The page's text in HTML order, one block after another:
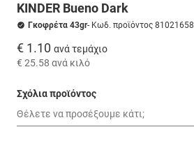
KINDER Bueno Dark
Γκοφρέτα 43gr- Κωδ. προϊόντος 81021658
€ 1.10 ανά τεμάχιο
€ 25.58 ανά κιλό
Σχόλια προϊόντος